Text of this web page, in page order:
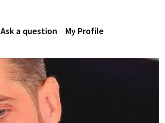
Ask a question My Profile